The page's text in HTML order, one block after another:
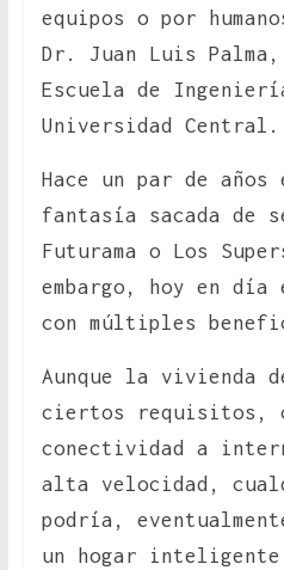
equipos o por
Dr. Juan Luis
Escuela de
Universidad Central.
Hace un par de
fantasía sacada de
Futurama o Los
embargo, hoy en día
con múltiples
Aunque la vivienda
ciertos requisitos,
conectividad a
alta velocidad,
podría,
un hogar inteligente